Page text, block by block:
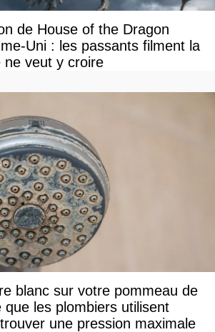
de House of the Dragon
Uni : les passants filment la
ne veut y croire
blanc sur votre pommeau de
que les plombiers utilisent
une pression maximale